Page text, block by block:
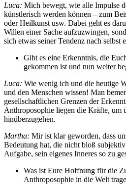
Luca: Mich bewegt, wie alle Impulse
künstlerisch werden können – zum
oder Heilkunst usw. Dabei geht es
Willen einer Sache aufzuzwingen,
sich etwas seiner Tendenz nach selbst
Gibt es eine Erkenntnis, die
gekommen ist und nun weiter
Luca: Wie wenig ich und die heutige
und den Menschen wissen! Man
gesellschaftlichen Grenzen der
Anthroposophie liegen die Kräfte, um
hinüberzugehen.
Martha: Mir ist klar geworden, dass
Bedeutung hat, die nicht bloß
Aufgabe, sein eigenes Inneres so zu
Was ist Eure Hoffnung für die
Anthroposophie in die Welt